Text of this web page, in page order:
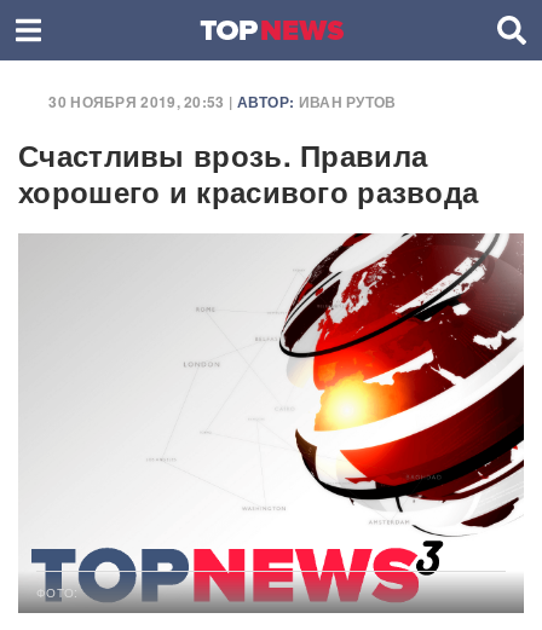
30 НОЯБРЯ 2019, 20:53 | АВТОР: ИВАН РУТОВ
Счастливы врозь. Правила
хорошего и красивого развода
ФОТО: